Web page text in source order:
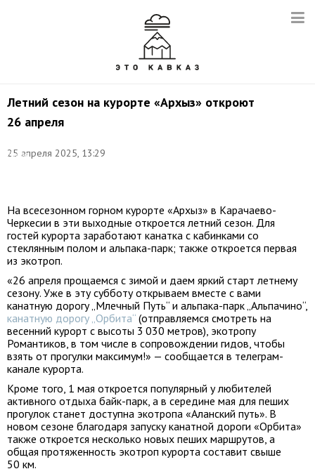
Летний сезон на курорте «Архыз» откроют
26 апреля
25 апреля 2025, 13:29
Елена
На всесезонном горном курорте «Архыз» в Карачаево-
Черкесии в эти выходные откроется летний сезон. Для
гостей курорта заработают канатка с кабинками со
стеклянным полом и альпака-парк; также откроется первая
из экотроп.
«26 апреля прощаемся с зимой и даем яркий старт летнему
сезону. Уже в эту субботу открываем вместе с вами
канатную дорогу „Млечный Путь“ и альпака-парк „Альпачино“,
канатную дорогу „Орбита“ (отправляемся смотреть на
весенний курорт с высоты 3 030 метров), экотропу
Романтиков, в том числе в сопровождении гидов, чтобы
взять от прогулки максимум!» — сообщается в телеграм-
канале курорта.
Кроме того, 1 мая откроется популярный у любителей
активного отдыха байк-парк, а в середине мая для пеших
прогулок станет доступна экотропа «Аланский путь». В
новом сезоне благодаря запуску канатной дороги «Орбита»
также откроется несколько новых пеших маршрутов, а
общая протяженность экотроп курорта составит свыше
50 км.